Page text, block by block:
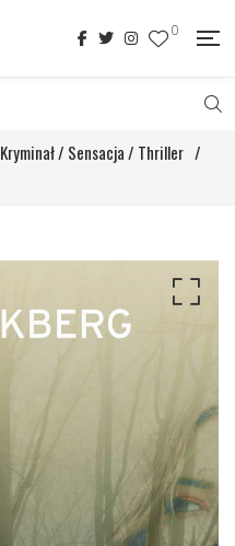
0
Kryminał / Sensacja / Thriller /